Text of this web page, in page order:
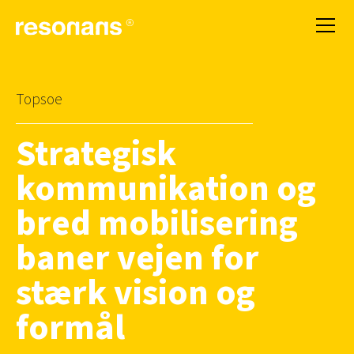
Topsoe
Strategisk
kommunikation og
bred mobilisering
baner vejen for
stærk vision og
formål